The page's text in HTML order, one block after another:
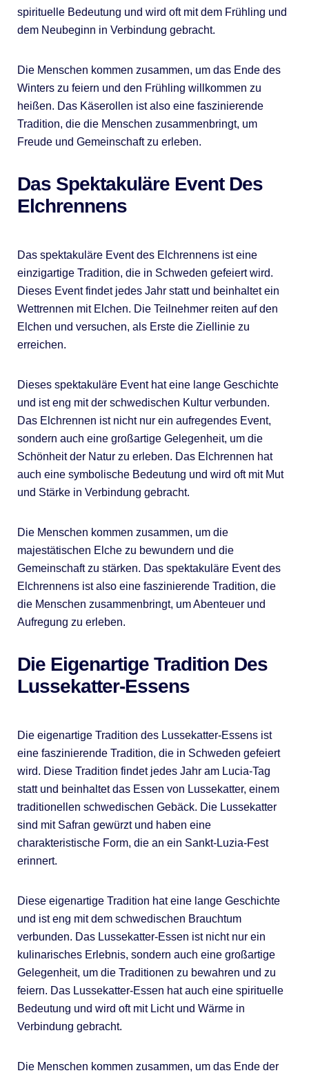
spirituelle Bedeutung und wird oft mit dem Frühling und
dem Neubeginn in Verbindung gebracht.
Die Menschen kommen zusammen, um das Ende des
Winters zu feiern und den Frühling willkommen zu
heißen. Das Käserollen ist also eine faszinierende
Tradition, die die Menschen zusammenbringt, um
Freude und Gemeinschaft zu erleben.
Das Spektakuläre Event Des
Elchrennens
Das spektakuläre Event des Elchrennens ist eine
einzigartige Tradition, die in Schweden gefeiert wird.
Dieses Event findet jedes Jahr statt und beinhaltet ein
Wettrennen mit Elchen. Die Teilnehmer reiten auf den
Elchen und versuchen, als Erste die Ziellinie zu
erreichen.
Dieses spektakuläre Event hat eine lange Geschichte
und ist eng mit der schwedischen Kultur verbunden.
Das Elchrennen ist nicht nur ein aufregendes Event,
sondern auch eine großartige Gelegenheit, um die
Schönheit der Natur zu erleben. Das Elchrennen hat
auch eine symbolische Bedeutung und wird oft mit Mut
und Stärke in Verbindung gebracht.
Die Menschen kommen zusammen, um die
majestätischen Elche zu bewundern und die
Gemeinschaft zu stärken. Das spektakuläre Event des
Elchrennens ist also eine faszinierende Tradition, die
die Menschen zusammenbringt, um Abenteuer und
Aufregung zu erleben.
Die Eigenartige Tradition Des
Lussekatter-Essens
Die eigenartige Tradition des Lussekatter-Essens ist
eine faszinierende Tradition, die in Schweden gefeiert
wird. Diese Tradition findet jedes Jahr am Lucia-Tag
statt und beinhaltet das Essen von Lussekatter, einem
traditionellen schwedischen Gebäck. Die Lussekatter
sind mit Safran gewürzt und haben eine
charakteristische Form, die an ein Sankt-Luzia-Fest
erinnert.
Diese eigenartige Tradition hat eine lange Geschichte
und ist eng mit dem schwedischen Brauchtum
verbunden. Das Lussekatter-Essen ist nicht nur ein
kulinarisches Erlebnis, sondern auch eine großartige
Gelegenheit, um die Traditionen zu bewahren und zu
feiern. Das Lussekatter-Essen hat auch eine spirituelle
Bedeutung und wird oft mit Licht und Wärme in
Verbindung gebracht.
Die Menschen kommen zusammen, um das Ende der